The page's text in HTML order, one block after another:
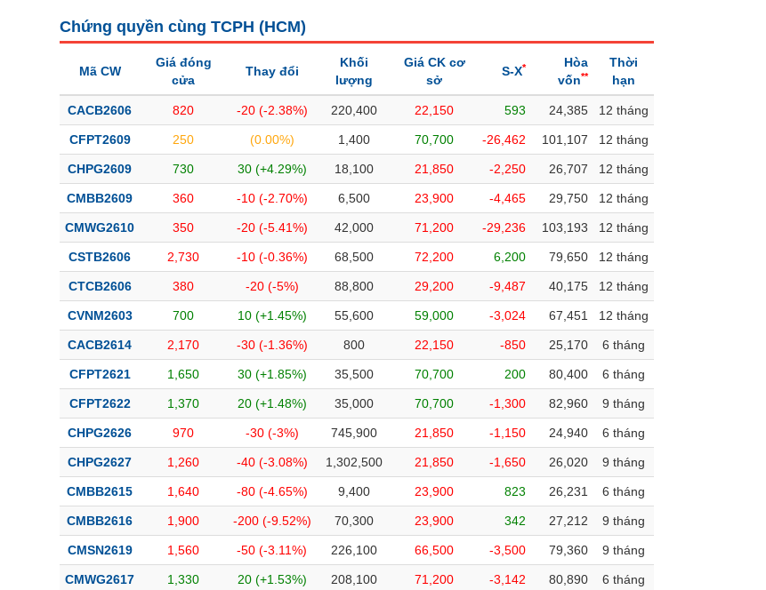
Chứng quyền cùng TCPH (HCM)
Mã CW
Giá đóng
cửa
Thay đổi
Khối
lượng
Giá CK cơ
sở
S-X*
Hòa
vốn**
Thời
hạn
CACB2606 820 -20 (-2.38%) 220,400 22,150 593 24,385 12 tháng
CFPT2609 250 (0.00%) 1,400 70,700 -26,462 101,107 12 tháng
CHPG2609 730 30 (+4.29%) 18,100 21,850 -2,250 26,707 12 tháng
CMBB2609 360 -10 (-2.70%) 6,500 23,900 -4,465 29,750 12 tháng
CMWG2610 350 -20 (-5.41%) 42,000 71,200 -29,236 103,193 12 tháng
CSTB2606 2,730 -10 (-0.36%) 68,500 72,200 6,200 79,650 12 tháng
CTCB2606 380 -20 (-5%) 88,800 29,200 -9,487 40,175 12 tháng
CVNM2603 700 10 (+1.45%) 55,600 59,000 -3,024 67,451 12 tháng
CACB2614 2,170 -30 (-1.36%) 800 22,150 -850 25,170 6 tháng
CFPT2621 1,650 30 (+1.85%) 35,500 70,700 200 80,400 6 tháng
CFPT2622 1,370 20 (+1.48%) 35,000 70,700 -1,300 82,960 9 tháng
CHPG2626 970 -30 (-3%) 745,900 21,850 -1,150 24,940 6 tháng
CHPG2627 1,260 -40 (-3.08%) 1,302,500 21,850 -1,650 26,020 9 tháng
CMBB2615 1,640 -80 (-4.65%) 9,400 23,900 823 26,231 6 tháng
CMBB2616 1,900 -200 (-9.52%) 70,300 23,900 342 27,212 9 tháng
CMSN2619 1,560 -50 (-3.11%) 226,100 66,500 -3,500 79,360 9 tháng
CMWG2617 1,330 20 (+1.53%) 208,100 71,200 -3,142 80,890 6 tháng